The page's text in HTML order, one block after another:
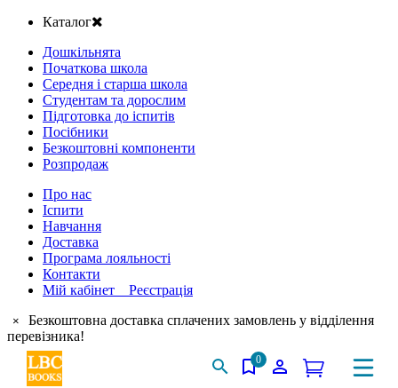
Каталог
Дошкільнята
Початкова школа
Середня і старша школа
Студентам та дорослим
Підготовка до іспитів
Посібники
Безкоштовні компоненти
Розпродаж
Про нас
Іспити
Навчання
Доставка
Програма лояльності
Контакти
Мій кабінет Реєстрація
×
Безкоштовна доставка сплачених замовлень у відділення
перевізника!
0